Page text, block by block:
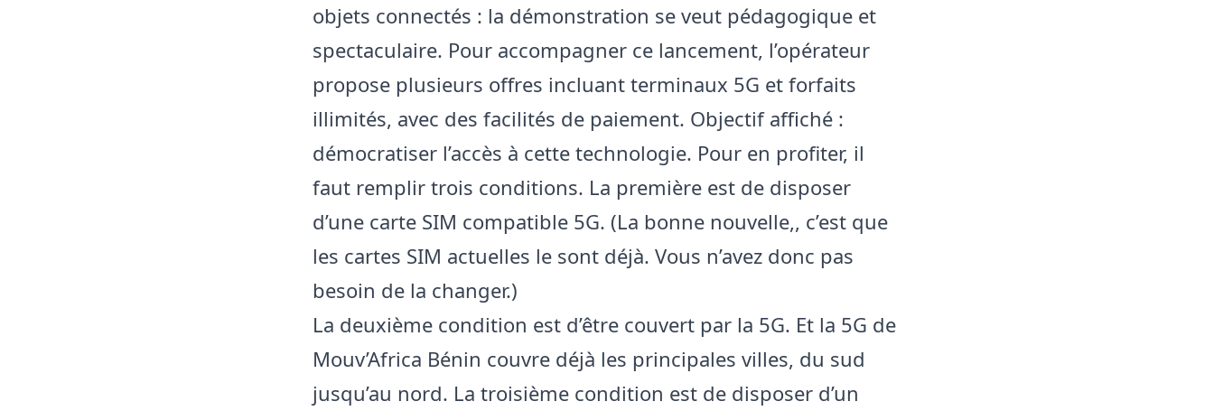
objets connectés : la démonstration se veut pédagogique et
spectaculaire. Pour accompagner ce lancement, l’opérateur
propose plusieurs offres incluant terminaux 5G et forfaits
illimités, avec des facilités de paiement. Objectif affiché :
démocratiser l’accès à cette technologie. Pour en profiter, il
faut remplir trois conditions. La première est de disposer
d’une carte SIM compatible 5G. (La bonne nouvelle,, c’est que
les cartes SIM actuelles le sont déjà. Vous n’avez donc pas
besoin de la changer.)
La deuxième condition est d’être couvert par la 5G. Et la 5G de
Mouv’Africa Bénin couvre déjà les principales villes, du sud
jusqu’au nord. La troisième condition est de disposer d’un